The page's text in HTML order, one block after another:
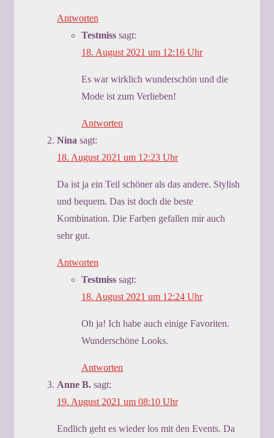
Antworten
Testmiss sagt:
18. August 2021 um 12:16 Uhr
Es war wirklich wunderschön und die
Mode ist zum Verlieben!
Antworten
Nina sagt:
18. August 2021 um 12:23 Uhr
Da ist ja ein Teil schöner als das andere. Stylish
und bequem. Das ist doch die beste
Kombination. Die Farben gefallen mir auch
sehr gut.
Antworten
Testmiss sagt:
18. August 2021 um 12:24 Uhr
Oh ja! Ich habe auch einige Favoriten.
Wunderschöne Looks.
Antworten
Anne B. sagt:
19. August 2021 um 08:10 Uhr
Endlich geht es wieder los mit den Events. Da